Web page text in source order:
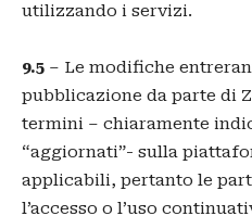
utilizzando i servizi.
9.5 – Le modifiche
pubblicazione da parte di
termini – chiaramente
“aggiornati”- sulla
applicabili, pertanto le
l’accesso o l’uso